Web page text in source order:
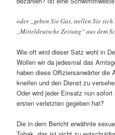
oder „geben Sie Gas, stellen Sie
„Mitteldeutsche Zeitung“ aus dem
Wie oft wird dieser Satz wohl in
Wollen wir da jedesmal das
haben diese Offiziersanwärter die
kneifen und den Dienst zu
Oder wird jeder Einsatz nun
ersten verletzten gegeben hat?
Die in dem Bericht erwähnte